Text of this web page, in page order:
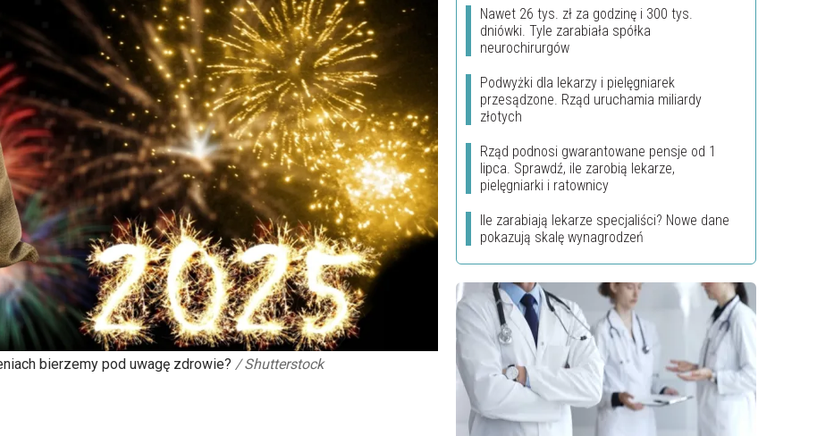
bierzemy pod uwagę zdrowie? / Shutterstock
Nawet 26 tys. zł za godzinę i 300 tys.
dniówki. Tyle zarabiała spółka
neurochirurgów
Podwyżki dla lekarzy i pielęgniarek
przesądzone. Rząd uruchamia miliardy
złotych
Rząd podnosi gwarantowane pensje od 1
lipca. Sprawdź, ile zarobią lekarze,
pielęgniarki i ratownicy
Ile zarabiają lekarze specjaliści? Nowe dane
pokazują skalę wynagrodzeń